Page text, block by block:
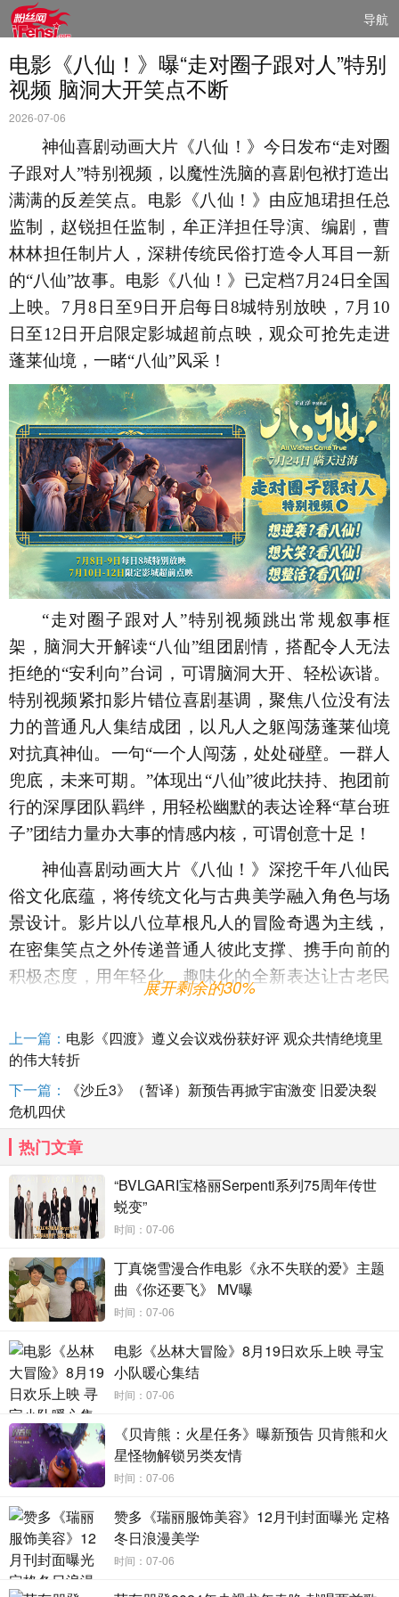
导航
电影《八仙！》曝“走对圈子跟对人”特别
视频 脑洞大开笑点不断
2026-07-06
神仙喜剧动画大片《八仙！》今日发布“走对圈
子跟对人”特别视频，以魔性洗脑的喜剧包袱打造出
满满的反差笑点。电影《八仙！》由应旭珺担任总
监制，赵锐担任监制，牟正洋担任导演、编剧，曹
林林担任制片人，深耕传统民俗打造令人耳目一新
的“八仙”故事。电影《八仙！》已定档7月24日全国
上映。7月8日至9日开启每日8城特别放映，7月10
日至12日开启限定影城超前点映，观众可抢先走进
蓬莱仙境，一睹“八仙”风采！
“走对圈子跟对人”特别视频跳出常规叙事框
架，脑洞大开解读“八仙”组团剧情，搭配令人无法
拒绝的“安利向”台词，可谓脑洞大开、轻松诙谐。
特别视频紧扣影片错位喜剧基调，聚焦八位没有法
力的普通凡人集结成团，以凡人之躯闯荡蓬莱仙境
对抗真神仙。一句“一个人闯荡，处处碰壁。一群人
兜底，未来可期。”体现出“八仙”彼此扶持、抱团前
行的深厚团队羁绊，用轻松幽默的表达诠释“草台班
子”团结力量办大事的情感内核，可谓创意十足！
神仙喜剧动画大片《八仙！》深挖千年八仙民
俗文化底蕴，将传统文化与古典美学融入角色与场
景设计。影片以八位草根凡人的冒险奇遇为主线，
在密集笑点之外传递普通人彼此支撑、携手向前的
积极态度，用年轻化、趣味化的全新表达让古老民
IP再度成为“人气顶流”！
神仙喜剧动画大片《八仙！》为四川省电影局
支持项目，由东方梦工厂西南总部成都画梦成帧影
视文化传媒有限公司、上海华人影业有限公司、天
津猫眼文化传媒有限公司、儒意电影娱乐股份有限
公司、上海儒意影视制作有限公司、中国电影产业
集团股份有限公司、北京萌谷文化传媒有限公司、
北京大麦娱乐文化有限公司、北京光线影业有限公
司出品，江苏幸福蓝海影业有限责任公司、西安乔
京微梦创科网络技术有限公司、北京锦橙文化传媒
有限公司联合出品，将于
12日开启限定影城超前点映！
展开剩余的30%
上一篇： 电影《四渡》遵义会议戏份获好评 观众共情绝境里
的伟大转折
下一篇：
《沙丘3》（暂译）新预告再掀宇宙激变 旧爱决裂
危机四伏
热门文章
“BVLGARI宝格丽Serpenti系列75周年传世
蜕变”
时间：07-06
丁真饶雪漫合作电影《永不失联的爱》主题
曲《你还要飞》 MV曝
时间：07-06
电影《丛林大冒险》8月19日欢乐上映 寻宝
小队暖心集结
时间：07-06
《贝肯熊：火星任务》曝新预告 贝肯熊和火
星怪物解锁另类友情
时间：07-06
赞多《瑞丽服饰美容》12月刊封面曝光 定格
冬日浪漫美学
时间：07-06